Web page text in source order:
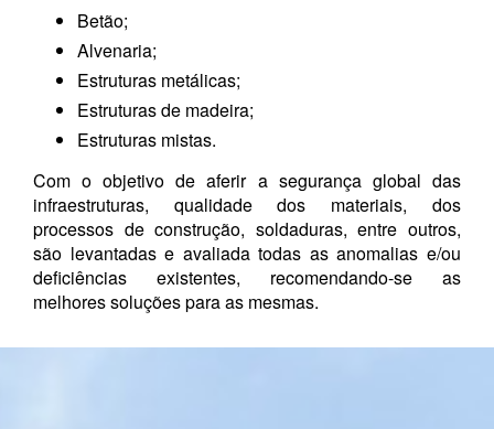
Betão;
Alvenaria;
Estruturas metálicas;
Estruturas de madeira;
Estruturas mistas.
Com o objetivo de aferir a segurança global das
infraestruturas, qualidade dos materiais, dos
processos de construção, soldaduras, entre outros,
são levantadas e avaliada todas as anomalias e/ou
deficiências existentes, recomendando-se as
melhores soluções para as mesmas.